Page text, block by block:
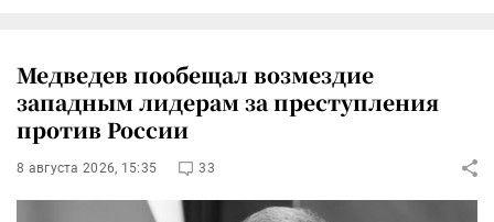
Медведев пообещал возмездие
западным лидерам за преступления
против России
8 августа 2026, 15:35 33